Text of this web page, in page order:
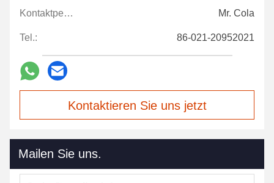
Kontaktpersonen: Mr. Cola
Tel.: 86-021-20952021
Kontaktieren Sie uns jetzt
Mailen Sie uns.